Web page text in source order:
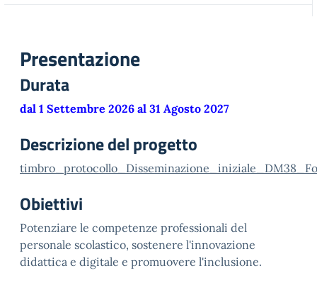
Presentazione
Durata
dal 1 Settembre 2026 al 31 Agosto 2027
Descrizione del progetto
Obiettivi
Potenziare le competenze professionali del
personale scolastico, sostenere l'innovazione
didattica e digitale e promuovere l'inclusione.